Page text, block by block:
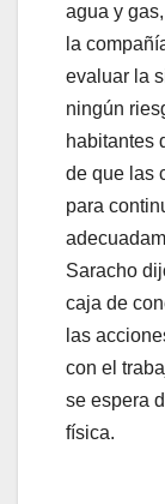
agua y
la
evaluar la
ningún
habitantes
de que las
para
Saracho
caja de
las
con el
se espera
física.